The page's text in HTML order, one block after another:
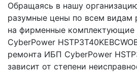
Обращаясь в нашу
разумные цены по всем видам
на фирменные комплектующие
CyberPower
ремонта ИБП CyberPower
зависит от степени